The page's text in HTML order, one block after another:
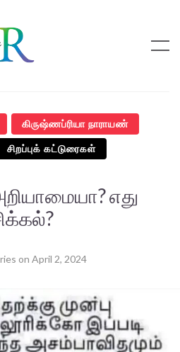
கிருஷ்ணப்ரியா நாராயண்
சிறப்புக் கட்டுரைகள்
எது
on April 2, 2024